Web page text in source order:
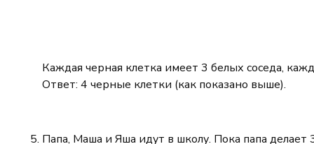
Каждая черная клетка имеет 3 белых соседа,
Ответ: 4 черные клетки (как показано выше).
Папа, Маша и Яша идут в школу. Пока папа